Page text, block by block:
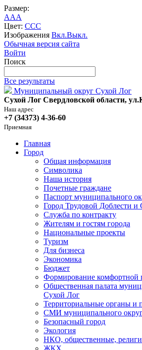
Размер:
AAA
Цвет: CCC
Изображения Вкл.Выкл.
Обычная версия сайта
Войти
Поиск
Все результаты
Муниципальный округ Сухой Лог
Сухой Лог Свердловской области,
Наш адрес
+7 (34373) 4-36-60
Приемная
Главная
Город
Общая информация
Символика
Наша история
Почетные граждане
Паспорт муниципального
Город Трудовой Доблести и
Служба по контракту
Жителям и гостям города
Национальные проекты
Туризм
Для бизнеса
Экономика
Бюджет
Формирование комфортной
Общественная палата
Сухой Лог
Территориальные органы и
СМИ муниципального
Безопасный город
Экология
НКО, общественные,
ЖКХ